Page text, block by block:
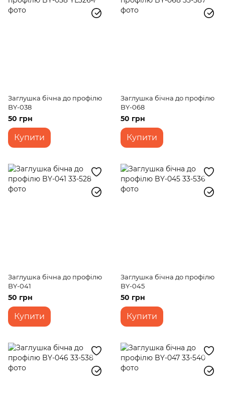
Заглушка бічна до профілю
BY-038
50 грн
Купити
Заглушка бічна до профілю
BY-068
50 грн
Купити
Заглушка бічна до профілю
BY-041
50 грн
Купити
Заглушка бічна до профілю
BY-045
50 грн
Купити